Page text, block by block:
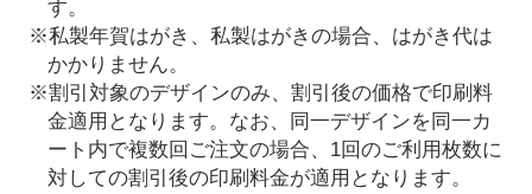
す。
※私製年賀はがき、私製はがきの場合、はがき代は
かかりません。
※割引対象のデザインのみ、割引後の価格で印刷料
金適用となります。なお、同一デザインを同一カ
ート内で複数回ご注文の場合、1回のご利用枚数に
対しての割引後の印刷料金が適用となります。